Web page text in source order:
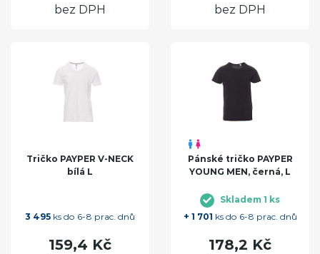
bez DPH bez DPH
Tričko PAYPER V-NECK
bílá L
3 495 ks do 6-8 prac. dnů
159,4 Kč
Pánské tričko PAYPER
YOUNG MEN, černá, L
Skladem 1 ks
+ 1 701 ks do 6-8 prac. dnů
178,2 Kč